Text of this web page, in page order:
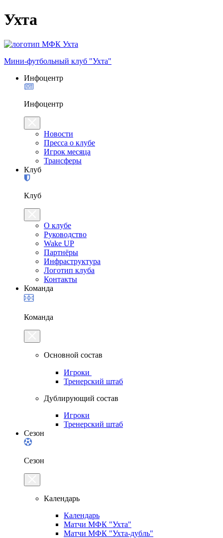
Ухта
Мини-футбольный клуб "Ухта"
Инфоцентр
Инфоцентр
Новости
Пресса о клубе
Игрок месяца
Трансферы
Клуб
Клуб
О клубе
Руководство
Wake UP
Партнёры
Инфраструктура
Логотип клуба
Контакты
Команда
Команда
Основной состав
Игроки
Тренерский штаб
Дублирующий состав
Игроки
Тренерский штаб
Сезон
Сезон
Календарь
Календарь
Матчи МФК "Ухта"
Матчи МФК "Ухта-дубль"